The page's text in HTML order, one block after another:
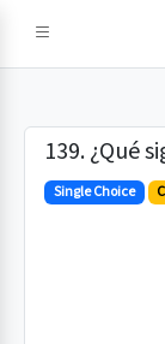
IA
139. ¿Qué
Single Choice